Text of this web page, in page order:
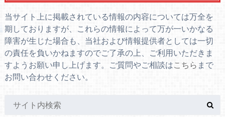
当サイト上に掲載されている情報の内容については万全を
期しておりますが、これらの情報によって万が一いかなる
障害が生じた場合も、当社および情報提供者としては一切
の責任を負いかねますのでご了承の上、ご利用いただきま
すようお願い申し上げます。ご質問やご相談はこちら まで
お問い合わせください。